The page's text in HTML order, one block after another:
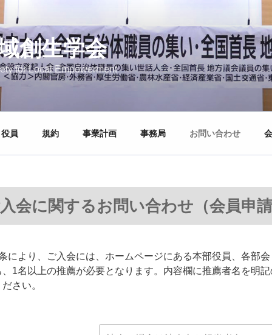
創生学会
for Local Empowerment
役員 規約 事業計画 事務局 お問い合わせ
会に関するお問い合わせ（会員申
により、ご入会には、ホームページにある本部役員、各部
1名以上の推薦が必要となります。内容欄に推薦者名を明
さい。